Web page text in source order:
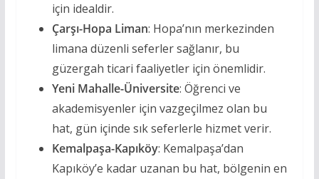
için idealdir.
Çarşı-Hopa Liman: Hopa’nın merkezinden
limana düzenli seferler sağlanır, bu
güzergah ticari faaliyetler için önemlidir.
Yeni Mahalle-Üniversite: Öğrenci ve
akademisyenler için vazgeçilmez olan bu
hat, gün içinde sık seferlerle hizmet verir.
Kemalpaşa-Kapıköy: Kemalpaşa’dan
Kapıköy’e kadar uzanan bu hat, bölgenin en